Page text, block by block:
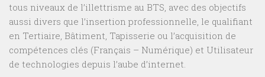
tous niveaux de l’illettrisme au BTS, avec des objectifs
aussi divers que l’insertion professionnelle, le qualifiant
en Tertiaire, Bâtiment, Tapisserie ou l’acquisition de
compétences clés (Français – Numérique) et Utilisateur
de technologies depuis l’aube d’internet.